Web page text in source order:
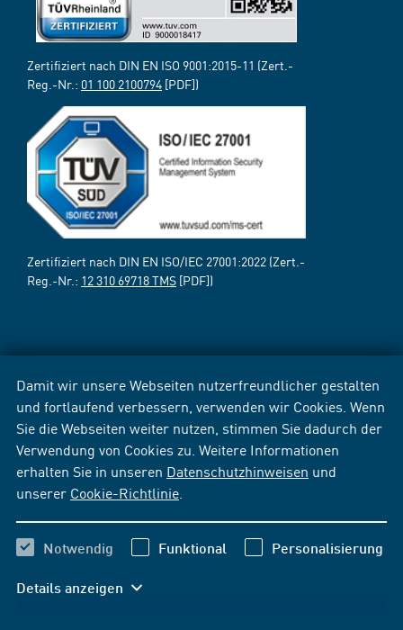
Damit wir unsere Webseiten nutzerfreundlicher gestalten
und fortlaufend verbessern, verwenden wir Cookies. Wenn
Sie die Webseiten weiter nutzen, stimmen Sie dadurch der
Verwendung von Cookies zu. Weitere Informationen
erhalten Sie in unseren Datenschutzhinweisen und
unserer Cookie-Richtlinie
Notwendig Funktional Personalisierung
Details anzeigen
Zertifiziert nach DIN EN ISO 9001:2015-11 (Zert.-
Reg.-Nr.: 01 100 2100794 [PDF])
Zertifiziert nach DIN EN ISO/IEC 27001:2022 (Zert.-
Reg.-Nr.: 12 310 69718 TMS [PDF])